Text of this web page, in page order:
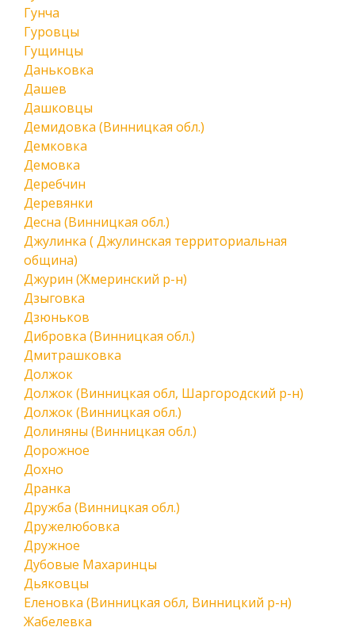
Гунча
Гуровцы
Гущинцы
Даньковка
Дашев
Дашковцы
Демидовка (Винницкая обл.)
Демковка
Демовка
Деребчин
Деревянки
Десна (Винницкая обл.)
Джулинка ( Джулинская территориальная
община)
Джурин (Жмеринский р-н)
Дзыговка
Дзюньков
Дибровка (Винницкая обл.)
Дмитрашковка
Должок
Должок (Винницкая обл, Шаргородский р-н)
Должок (Винницкая обл.)
Долиняны (Винницкая обл.)
Дорожное
Дохно
Дранка
Дружба (Винницкая обл.)
Дружелюбовка
Дружное
Дубовые Махаринцы
Дьяковцы
Еленовка (Винницкая обл, Винницкий р-н)
Жабелевка